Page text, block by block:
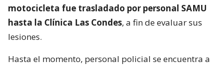
motocicleta fue trasladado por personal SAMU
hasta la Clínica Las Condes, a fin de evaluar sus
lesiones.
Hasta el momento, personal policial se encuentra a